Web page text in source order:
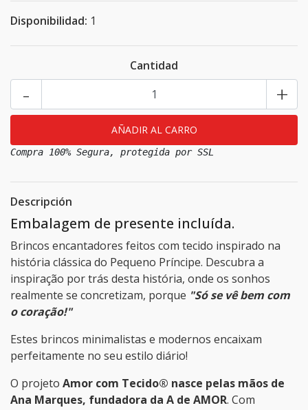
Disponibilidad: 1
Cantidad
+
-
Compra 100% Segura, protegida por SSL
Descripción
Embalagem de presente incluída.
Brincos encantadores feitos com tecido inspirado na
história clássica do Pequeno Príncipe. Descubra a
inspiração por trás desta história, onde os sonhos
realmente se concretizam, porque "Só se vê bem com
o coração!"
Estes brincos minimalistas e modernos encaixam
perfeitamente no seu estilo diário!
O projeto Amor com Tecido® nasce pelas mãos de
Ana Marques, fundadora da A de AMOR. Com